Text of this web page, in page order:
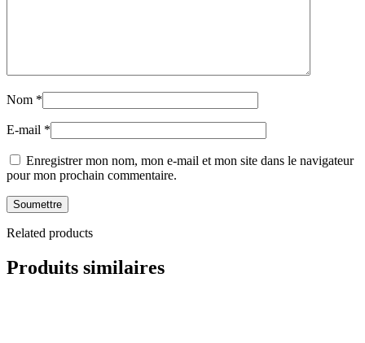
Nom *
E-mail *
Enregistrer mon nom, mon e-mail et mon site dans le navigateur
pour mon prochain commentaire.
Related products
Produits similaires